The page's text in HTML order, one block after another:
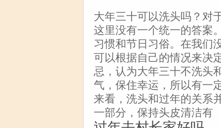
大年三十可以洗头吗？对
这里没有一个统一的答案
习惯和节日习俗。在我们
可以根据自己的情况来决
忌，认为大年三十不洗头
气，保住幸运，所以有一
来看，洗头和过年的关系
一部分，保持头皮清洁有